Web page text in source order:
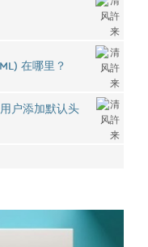
在哪里？
户添加默认头